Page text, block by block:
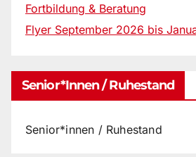
Fortbildung & Beratung
Flyer September 2026 bis
Senior*innen / Ruhestand
Senior*innen / Ruhestand